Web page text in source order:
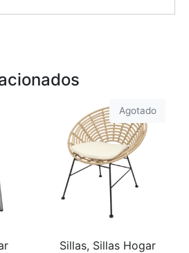
Agotado
Sillas, Sillas Hogar